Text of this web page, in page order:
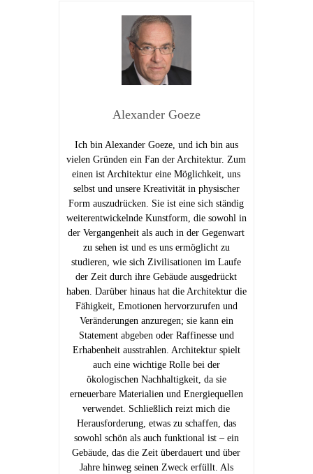
Alexander Goeze
Ich bin Alexander Goeze, und ich bin aus
vielen Gründen ein Fan der Architektur. Zum
einen ist Architektur eine Möglichkeit, uns
selbst und unsere Kreativität in physischer
Form auszudrücken. Sie ist eine sich ständig
weiterentwickelnde Kunstform, die sowohl in
der Vergangenheit als auch in der Gegenwart
zu sehen ist und es uns ermöglicht zu
studieren, wie sich Zivilisationen im Laufe
der Zeit durch ihre Gebäude ausgedrückt
haben. Darüber hinaus hat die Architektur die
Fähigkeit, Emotionen hervorzurufen und
Veränderungen anzuregen; sie kann ein
Statement abgeben oder Raffinesse und
Erhabenheit ausstrahlen. Architektur spielt
auch eine wichtige Rolle bei der
ökologischen Nachhaltigkeit, da sie
erneuerbare Materialien und Energiequellen
verwendet. Schließlich reizt mich die
Herausforderung, etwas zu schaffen, das
sowohl schön als auch funktional ist – ein
Gebäude, das die Zeit überdauert und über
Jahre hinweg seinen Zweck erfüllt. Als